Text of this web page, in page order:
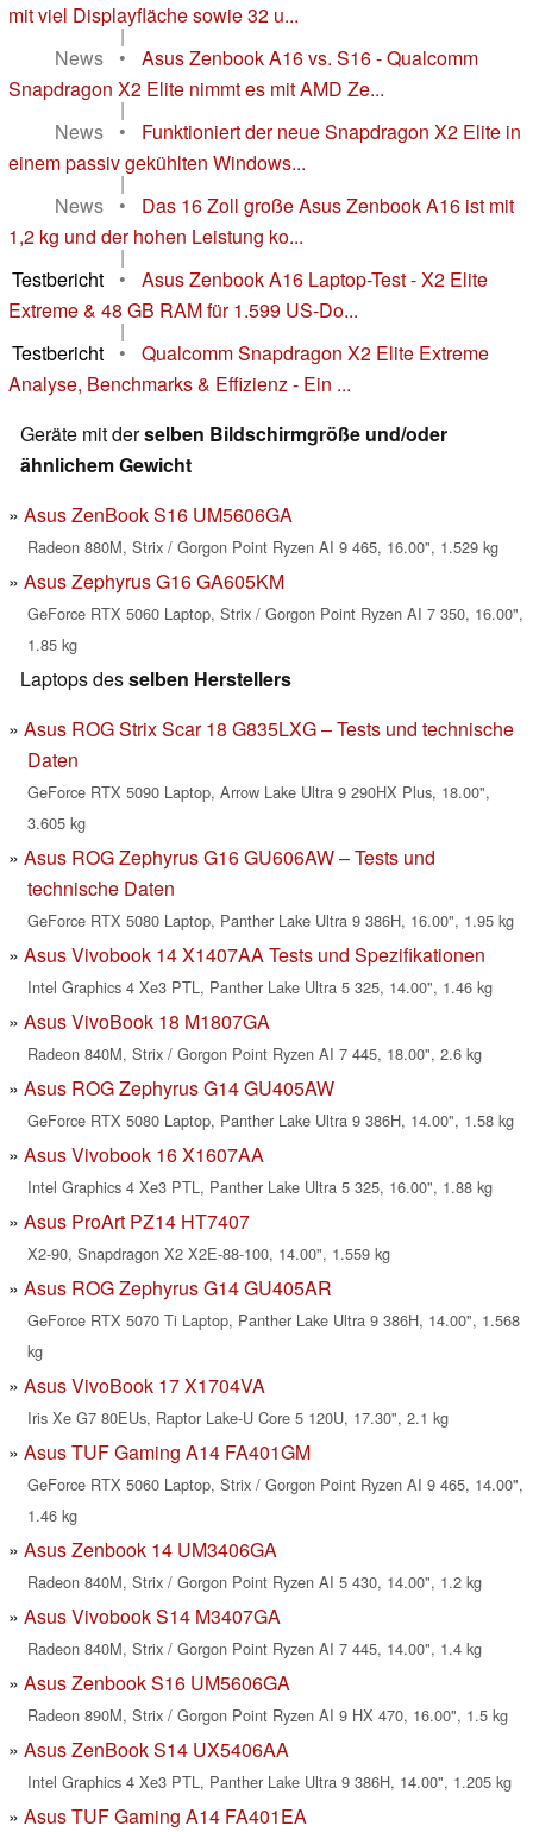
mit viel Displayfläche sowie 32 u...
|
News
•
Asus Zenbook A16 vs. S16 - Qualcomm
Snapdragon X2 Elite nimmt es mit AMD Ze...
|
News
•
Funktioniert der neue Snapdragon X2 Elite in
einem passiv gekühlten Windows...
|
News
•
Das 16 Zoll große Asus Zenbook A16 ist mit
1,2 kg und der hohen Leistung ko...
|
Testbericht
•
Asus Zenbook A16 Laptop-Test - X2 Elite
Extreme & 48 GB RAM für 1.599 US-Do...
|
Testbericht
•
Qualcomm Snapdragon X2 Elite Extreme
Analyse, Benchmarks & Effizienz - Ein ...
Geräte mit derselben Bildschirmgröße und/oder
ähnlichem Gewicht
Asus ZenBook S16 UM5606GA
Radeon 880M, Strix / Gorgon Point Ryzen AI 9 465, 16.00", 1.529 kg
Asus Zephyrus G16 GA605KM
GeForce RTX 5060 Laptop, Strix / Gorgon Point Ryzen AI 7 350, 16.00",
1.85 kg
Laptops desselben Herstellers
Asus ROG Strix Scar 18 G835LXG – Tests und technische
Daten
GeForce RTX 5090 Laptop, Arrow Lake Ultra 9 290HX Plus, 18.00",
3.605 kg
Asus ROG Zephyrus G16 GU606AW – Tests und
technische Daten
GeForce RTX 5080 Laptop, Panther Lake Ultra 9 386H, 16.00", 1.95 kg
Asus Vivobook 14 X1407AA Tests und Spezifikationen
Intel Graphics 4 Xe3 PTL, Panther Lake Ultra 5 325, 14.00", 1.46 kg
Asus VivoBook 18 M1807GA
Radeon 840M, Strix / Gorgon Point Ryzen AI 7 445, 18.00", 2.6 kg
Asus ROG Zephyrus G14 GU405AW
GeForce RTX 5080 Laptop, Panther Lake Ultra 9 386H, 14.00", 1.58 kg
Asus Vivobook 16 X1607AA
Intel Graphics 4 Xe3 PTL, Panther Lake Ultra 5 325, 16.00", 1.88 kg
Asus ProArt PZ14 HT7407
X2-90, Snapdragon X2 X2E-88-100, 14.00", 1.559 kg
Asus ROG Zephyrus G14 GU405AR
GeForce RTX 5070 Ti Laptop, Panther Lake Ultra 9 386H, 14.00", 1.568
kg
Asus VivoBook 17 X1704VA
Iris Xe G7 80EUs, Raptor Lake-U Core 5 120U, 17.30", 2.1 kg
Asus TUF Gaming A14 FA401GM
GeForce RTX 5060 Laptop, Strix / Gorgon Point Ryzen AI 9 465, 14.00",
1.46 kg
Asus Zenbook 14 UM3406GA
Radeon 840M, Strix / Gorgon Point Ryzen AI 5 430, 14.00", 1.2 kg
Asus Vivobook S14 M3407GA
Radeon 840M, Strix / Gorgon Point Ryzen AI 7 445, 14.00", 1.4 kg
Asus Zenbook S16 UM5606GA
Radeon 890M, Strix / Gorgon Point Ryzen AI 9 HX 470, 16.00", 1.5 kg
Asus ZenBook S14 UX5406AA
Intel Graphics 4 Xe3 PTL, Panther Lake Ultra 9 386H, 14.00", 1.205 kg
Asus TUF Gaming A14 FA401EA